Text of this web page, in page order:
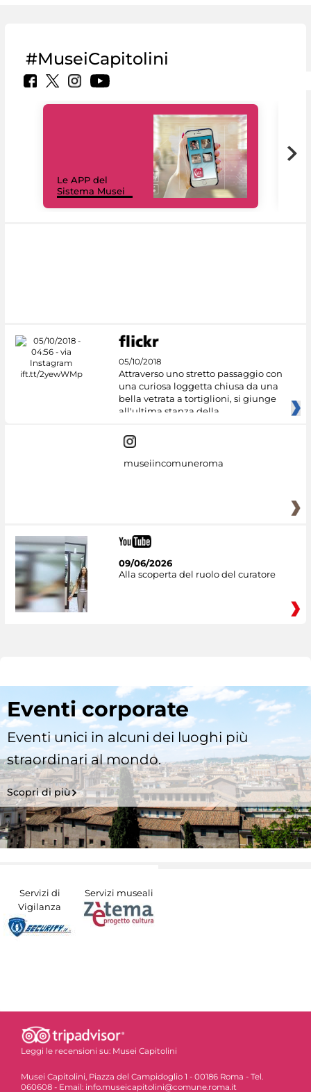
#MuseiCapitolini
Le APP del
Sistema Musei
05/10/2018
Attraverso uno stretto passaggio con
una curiosa loggetta chiusa da una
bella vetrata a tortiglioni, si giunge
all'ultima stanza della
museiincomuneroma
09/06/2026
Alla scoperta del ruolo del curatore
Eventi corporate
Eventi unici in alcuni dei luoghi più
straordinari al mondo.
Scopri di più
Servizi di
Vigilanza
Servizi museali
Leggi le recensioni su: Musei Capitolini
Musei Capitolini, Piazza del Campidoglio 1 - 00186 Roma - Tel.
060608 - Email: info.museicapitolini@comune.roma.it